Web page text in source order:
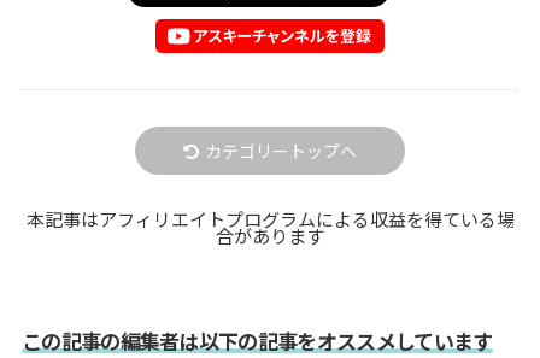
カテゴリートップへ
本記事はアフィリエイトプログラムによる収益を得ている場
合があります
この記事の編集者は以下の記事をオススメしています